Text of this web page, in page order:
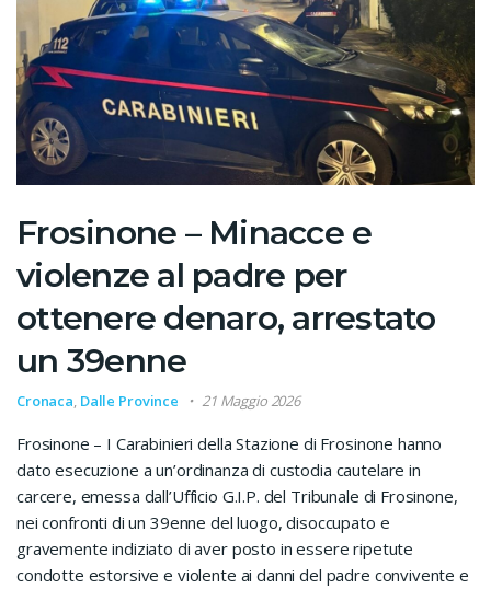
Frosinone – Minacce e
violenze al padre per
ottenere denaro, arrestato
un 39enne
Cronaca, Dalle Province 21 Maggio 2026
Frosinone – I Carabinieri della Stazione di Frosinone hanno
dato esecuzione a un’ordinanza di custodia cautelare in
carcere, emessa dall’Ufficio G.I.P. del Tribunale di Frosinone,
nei confronti di un 39enne del luogo, disoccupato e
gravemente indiziato di aver posto in essere ripetute
condotte estorsive e violente ai danni del padre convivente e